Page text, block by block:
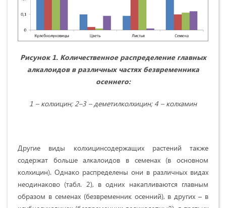
Рисунок 1. Количественное распределение главных
алкалоидов в различных частях безвременника
осеннего:
1 – колхицин; 2–3 – деметилколхицин; 4 – колхамин
Другие виды колхицинсодержащих растений также
содержат больше алкалоидов в семенах (в основном
колхицин). Однако распределены они в различных видах
неодинаково (табл. 2), в одних накапливаются главным
образом в семенах (безвременник осенний), в других – в